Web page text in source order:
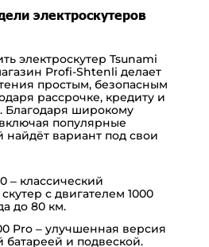
электроскутеров
электроскутер Tsunami
Profi-Shtenli делает
простым, безопасным
рассрочке, кредиту и
Благодаря широкому
популярные
вариант под свои
– классический
с двигателем 1000
до 80 км.
Pro – улучшенная версия
батареей и подвеской.